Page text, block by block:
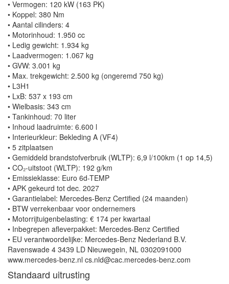
• Vermogen: 120 kW (163 PK)
• Koppel: 380 Nm
• Aantal cilinders: 4
• Motorinhoud: 1.950 cc
• Ledig gewicht: 1.934 kg
• Laadvermogen: 1.067 kg
• GVW: 3.001 kg
• Max. trekgewicht: 2.500 kg (ongeremd 750 kg)
• L3H1
• LxB: 537 x 193 cm
• Wielbasis: 343 cm
• Tankinhoud: 70 liter
• Inhoud laadruimte: 6.600 l
• Interieurkleur: Bekleding A (VF4)
• 5 zitplaatsen
• Gemiddeld brandstofverbruik (WLTP): 6,9 l/100km (1 op 14,5)
• CO₂-uitstoot (WLTP): 192 g/km
• Emissieklasse: Euro 6d-TEMP
• APK gekeurd tot dec. 2027
• Garantielabel: Mercedes-Benz Certified (24 maanden)
• BTW verrekenbaar voor ondernemers
• Motorrijtuigenbelasting: € 174 per kwartaal
• Inbegrepen afleverpakket: Mercedes-Benz Certified
• EU verantwoordelijke: Mercedes-Benz Nederland B.V.
Ravenswade 4 3439 LD Nieuwegein, NL 0302091000
www.mercedes-benz.nl cs.nld@cac.mercedes-benz.com
Standaard uitrusting